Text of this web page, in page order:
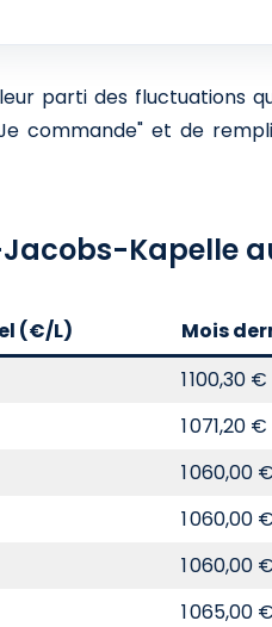
parti des fluctuations
commande" et de
Kapelle
(€/L) Mois
1 100,30 €
1 071,20 €
1 060,00 €
1 060,00 €
1 060,00 €
1 065,00 €